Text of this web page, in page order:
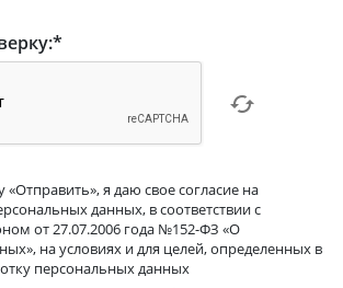
*
я даю свое согласие на
данных, в соответствии с
от 27.07.2006 года №152-ФЗ «О
на условиях и для целей, определенных в
персональных данных